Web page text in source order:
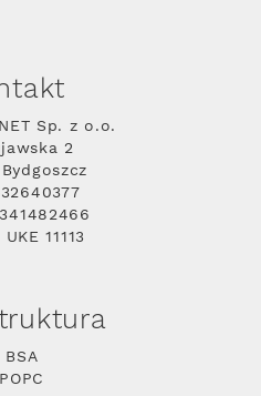
Sp. z o.o.
2
11113
BSA